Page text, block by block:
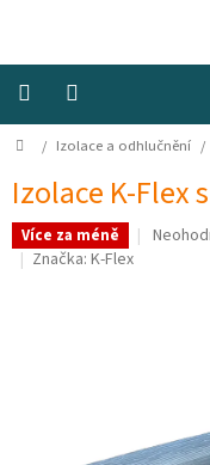
Izolace
odhlučnění
Konstrukční
materiály
Domů
/ Izolace a odhlučnění /
Izolace K-Flex
Více za méně
Značka: K-Flex